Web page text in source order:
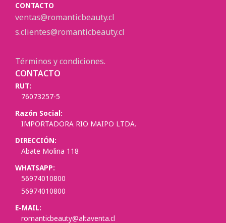
CONTACTO
ventas@romanticbeauty.cl
s.clientes@romanticbeauty.cl
Términos y condiciones.
CONTACTO
RUT:
76073257-5
Razón Social:
IMPORTADORA RIO MAIPO LTDA.
DIRECCIÓN:
Abate Molina 118
WHATSAPP:
56974010800
56974010800
E-MAIL:
romanticbeauty@altaventa.cl